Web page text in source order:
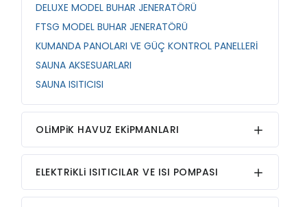
DELUXE MODEL BUHAR JENERATÖRÜ
FTSG MODEL BUHAR JENERATÖRÜ
KUMANDA PANOLARI VE GÜÇ KONTROL PANELLERİ
SAUNA AKSESUARLARI
SAUNA ISITICISI
OLiMPiK HAVUZ EKiPMANLARI
ELEKTRiKLi ISITICILAR VE ISI POMPASI